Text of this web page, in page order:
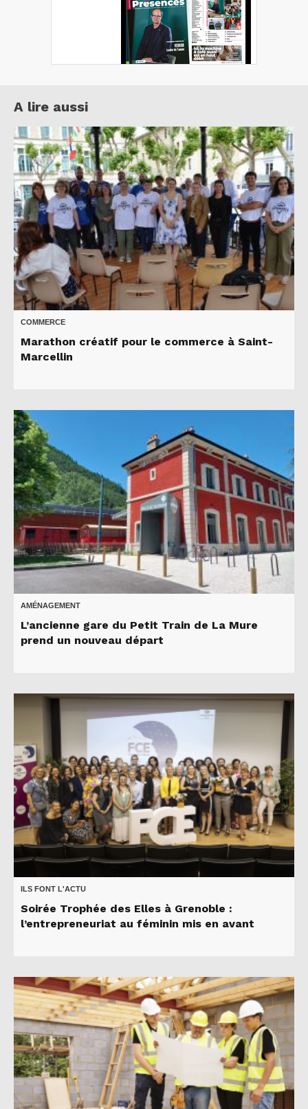
A lire aussi
COMMERCE
Marathon créatif pour le commerce à Saint-
Marcellin
AMÉNAGEMENT
L’ancienne gare du Petit Train de La Mure
prend un nouveau départ
ILS FONT L'ACTU
Soirée Trophée des Elles à Grenoble :
l’entrepreneuriat au féminin mis en avant